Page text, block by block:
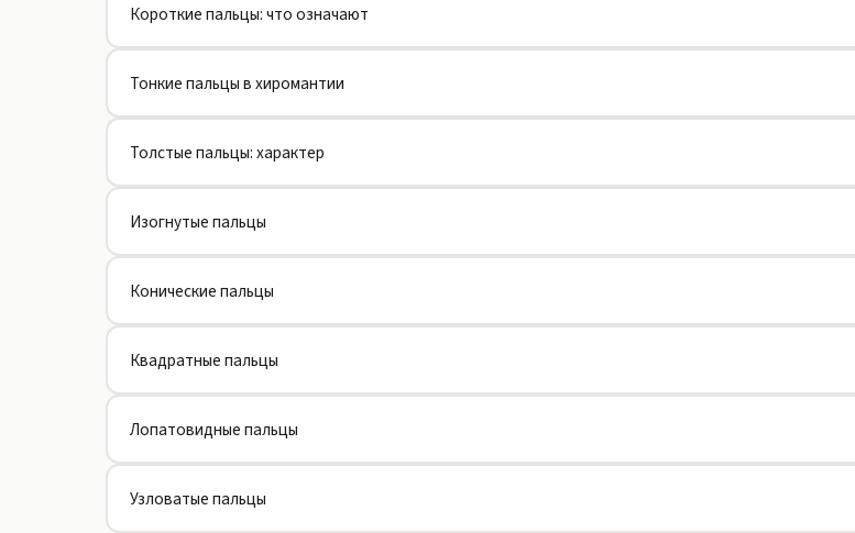
Короткие пальцы: что означают
Тонкие пальцы в хиромантии
Толстые пальцы: характер
Изогнутые пальцы
Конические пальцы
Квадратные пальцы
Лопатовидные пальцы
Узловатые пальцы